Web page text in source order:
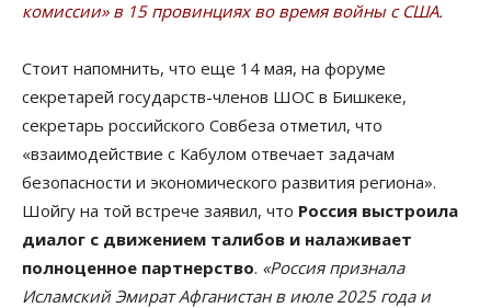
комиссии» в 15 провинциях во время войны с США.
Стоит напомнить, что еще 14 мая, на форуме
секретарей государств-членов ШОС в Бишкеке,
секретарь российского Совбеза отметил, что
«взаимодействие с Кабулом отвечает задачам
безопасности и экономического развития региона».
Шойгу на той встрече заявил, что Россия выстроила
диалог с движением талибов и налаживает
полноценное партнерство. «Россия признала
Исламский Эмират Афганистан в июле 2025 года и